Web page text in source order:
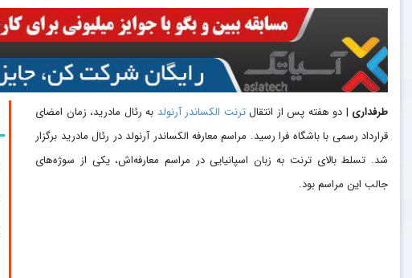
طرفداری | دو هفته پس از انتقالترنت الکساندر آرنولد به رئال مادرید، زمان امضای
قرارداد رسمی با باشگاه فرا رسید. مراسم معارفه الکساندر آرنولد در رئال مادرید برگزار
شد. تسلط بالای ترنت به زبان اسپانیایی در مراسم معارفه‌اش، یکی از سوژه‌های
جالب این مراسم بود.